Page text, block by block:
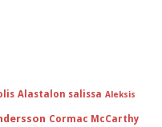
Alastalon salissa Aleksis
Cormac McCarthy